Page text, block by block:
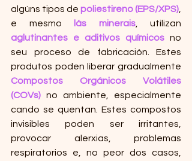
algúns tipos de poliestireno (EPS/XPS)
e mesmo
lás minerais
aglutinantes e aditivos químicos no
seu proceso de fabricación. Estes
Compostos Orgánicos Volátiles
(COVs) no ambiente, especialmente
cando se quentan. Estes compostos
invisibles poden ser irritantes,
provocar alerxias, problemas
respiratorios e, no peor dos casos,